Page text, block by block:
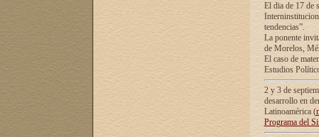
El dia de 17 de
tendencias”.
La ponente
de Morelos,
El caso de
Estudios
2 y 3 de
desarrollo en
Latinoamérica (
Programa del